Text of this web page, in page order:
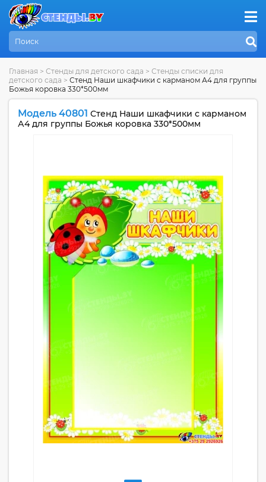
Главная > Стенды для детского сада > Стенды списки для
детского сада > Стенд Наши шкафчики с карманом А4 для группы
Божья коровка 330*500мм
Модель 40801 Стенд Наши шкафчики с карманом
А4 для группы Божья коровка 330*500мм